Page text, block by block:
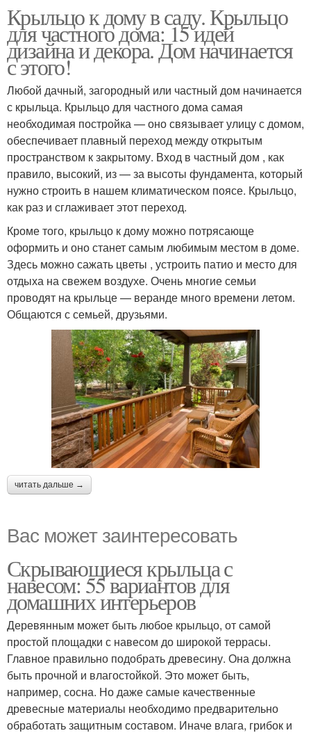
Крыльцо к дому в саду. Крыльцо
для частного дома: 15 идей
дизайна и декора. Дом начинается
с этого!
Любой дачный, загородный или частный дом начинается
с крыльца. Крыльцо для частного дома самая
необходимая постройка — оно связывает улицу с домом,
обеспечивает плавный переход между открытым
пространством к закрытому. Вход в частный дом , как
правило, высокий, из — за высоты фундамента, который
нужно строить в нашем климатическом поясе. Крыльцо,
как раз и сглаживает этот переход.
Кроме того, крыльцо к дому можно потрясающе
оформить и оно станет самым любимым местом в доме.
Здесь можно сажать цветы , устроить патио и место для
отдыха на свежем воздухе. Очень многие семьи
проводят на крыльце — веранде много времени летом.
Общаются с семьей, друзьями.
читать дальше →
Вас может заинтересовать
Скрывающиеся крыльца с
навесом: 55 вариантов для
домашних интерьеров
Деревянным может быть любое крыльцо, от самой
простой площадки с навесом до широкой террасы.
Главное правильно подобрать древесину. Она должна
быть прочной и влагостойкой. Это может быть,
например, сосна. Но даже самые качественные
древесные материалы необходимо предварительно
обработать защитным составом. Иначе влага, грибок и